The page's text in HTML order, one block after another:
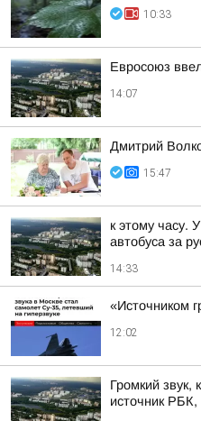
10:33
Евросоюз
14:07
Дмитрий
15:47
к этому часу.
автобуса за
14:33
«Источником
12:02
Громкий
источник